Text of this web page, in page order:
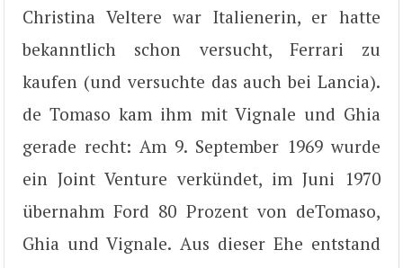
Christina Veltere war Italienerin, er hatte
bekanntlich schon versucht, Ferrari zu
kaufen (und versuchte das auch bei Lancia).
de Tomaso kam ihm mit Vignale und Ghia
gerade recht: Am 9. September 1969 wurde
ein Joint Venture verkündet, im Juni 1970
übernahm Ford 80 Prozent von deTomaso,
Ghia und Vignale. Aus dieser Ehe entstand